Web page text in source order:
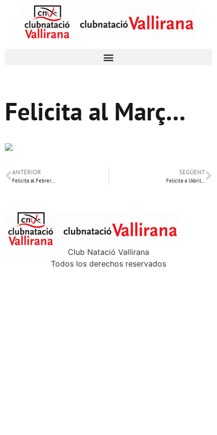
Felicita al Març…
ANTERIOR
Felicita al Febrer…
SEGÜENT
Felicita a l’Abril…
Club Natació Vallirana
Todos los derechos reservados